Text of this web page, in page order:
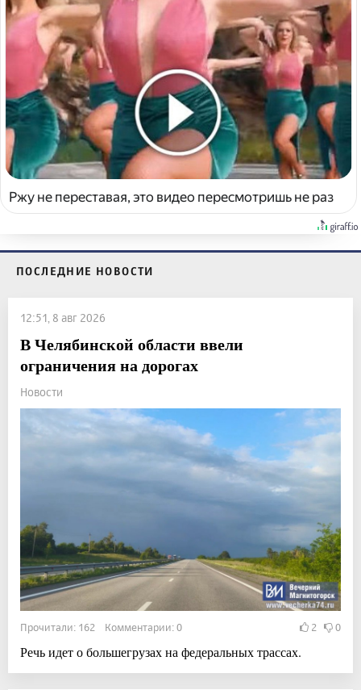
Ржу не переставая, это видео пересмотришь не раз
ПОСЛЕДНИЕ НОВОСТИ
12:51, 8 авг 2026
В Челябинской области ввели
ограничения на дорогах
Новости
Прочитали: 162 Комментарии: 0 2 0
Речь идет о большегрузах на федеральных трассах.